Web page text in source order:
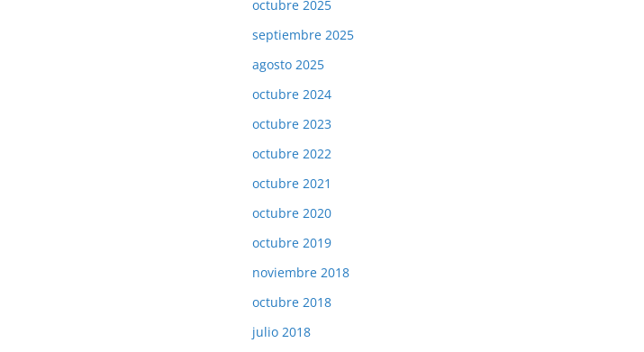
octubre 2025
septiembre 2025
agosto 2025
octubre 2024
octubre 2023
octubre 2022
octubre 2021
octubre 2020
octubre 2019
noviembre 2018
octubre 2018
julio 2018